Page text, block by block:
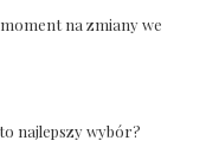
na zmiany we
najlepszy wybór?